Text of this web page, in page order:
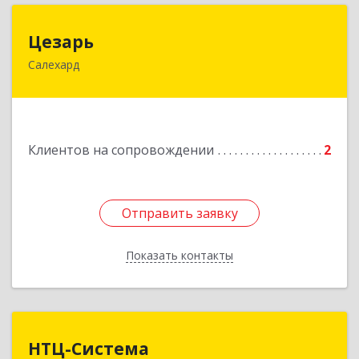
Цезарь
Салехард
Клиентов на сопровождении 2
Отправить заявку
Показать контакты
629008, Ямало-Ненецкий АО, Салехард г,
Отправить заявку
Назад
НТЦ-Система